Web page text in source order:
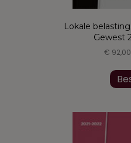
Lokale
Gewest
€ 92,00